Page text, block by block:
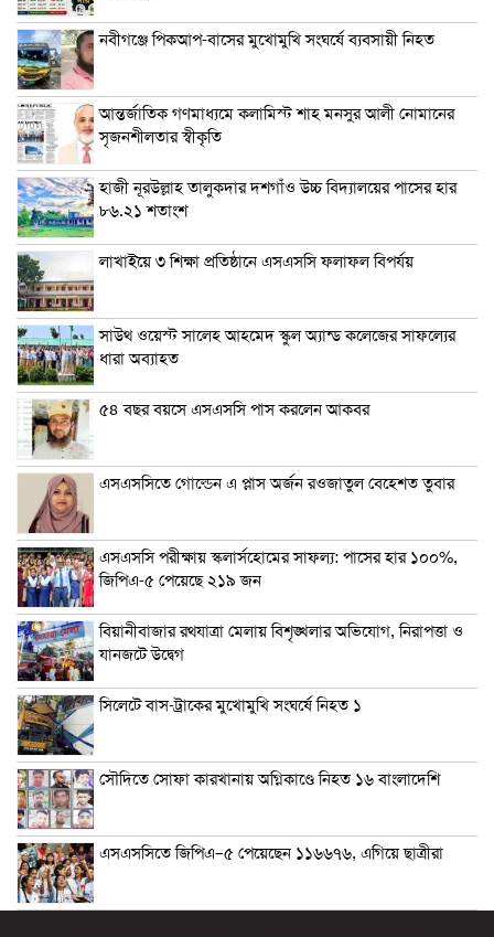
নবীগঞ্জে পিকআপ-বাসের মুখোমুখি সংঘর্ষে ব্যবসায়ী নিহত
আন্তর্জাতিক গণমাধ্যমে কলামিস্ট শাহ মনসুর আলী নোমানের
সৃজনশীলতার স্বীকৃতি
হাজী নূরউল্লাহ তালুকদার দশগাঁও উচ্চ বিদ্যালয়ের পাসের হার
৮৬.২১ শতাংশ
লাখাইয়ে ৩ শিক্ষা প্রতিষ্ঠানে এসএসসি ফলাফল বিপর্যয়
সাউথ ওয়েস্ট সালেহ আহমেদ স্কুল অ্যান্ড কলেজের সাফল্যের
ধারা অব্যাহত
৫৪ বছর বয়সে এসএসসি পাস করলেন আকবর
এসএসসিতে গোল্ডেন এ প্লাস অর্জন রওজাতুল বেহেশত তুবার
এসএসসি পরীক্ষায় স্কলার্সহোমের সাফল্য: পাসের হার ১০০%,
জিপিএ-৫ পেয়েছে ২১৯ জন
বিয়ানীবাজার রথযাত্রা মেলায় বিশৃঙ্খলার অভিযোগ, নিরাপত্তা ও
যানজটে উদ্বেগ
সিলেটে বাস-ট্রাকের মুখোমুখি সংঘর্ষে নিহত ১
সৌদিতে সোফা কারখানায় অগ্নিকাণ্ডে নিহত ১৬ বাংলাদেশি
এসএসসিতে জিপিএ–৫ পেয়েছেন ১১৬৬৭৬, এগিয়ে ছাত্রীরা